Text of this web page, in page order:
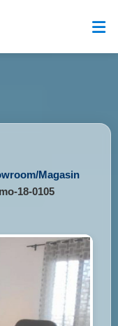
Magasin
18-0105